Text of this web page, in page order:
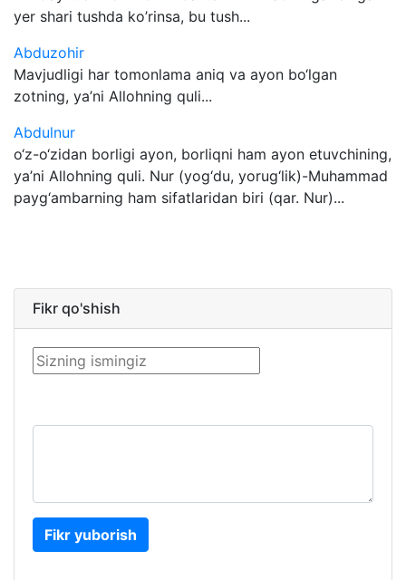
yer shari tushda ko’rinsa, bu tush...
Abduzohir
Mavjudligi har tomonlama aniq va ayon bo‘lgan
zotning, ya’ni Allohning quli...
Abdulnur
o‘z-o‘zidan borligi ayon, borliqni ham ayon etuvchining,
ya’ni Allohning quli. Nur (yog‘du, yorug‘lik)-Muhammad
payg‘ambarning ham sifatlaridan biri (qar. Nur)...
Fikr qo'shish
Fikr yuborish